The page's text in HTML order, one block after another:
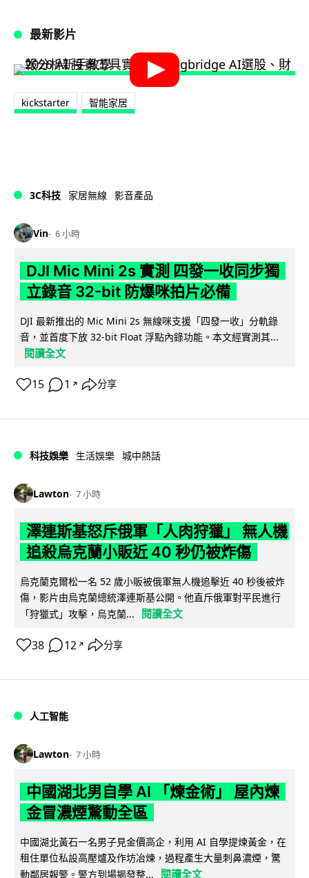
最新影片
kickstarter 智能家居
3C科技 家居無線 影音產品
Vin 6 小時
DJI Mic Mini 2s 實測 四發一收同步獨
立錄音 32-bit 防爆咪拍片必備
DJI 最新推出的 Mic Mini 2s 無線咪支援「四發一收」分軌錄
音，並首度下放 32-bit Float 浮點內錄功能。本文經實測其...
閱讀全文
15 1 ↗ 分享
科技娛樂 生活娛樂 城中熱話
Lawton 7 小時
澤連斯基怒斥俄軍「人肉狩獵」 無人機
追殺烏克蘭小販近 40 秒仍被炸傷
烏克蘭克爾松一名 52 歲小販被俄軍無人機追擊近 40 秒後被炸
傷，影片由烏克蘭總統澤連斯基公開。他直斥俄軍對平民進行
「狩獵式」攻擊，烏克蘭...
閱讀全文
38 12 ↗ 分享
人工智能
Lawton 7 小時
中國湖北男自學 AI 「煉金術」 屋內煉
金冒濃煙驚動全區
中國湖北黃石一名男子見金價高企，利用 AI 自學提煉黃金，在
租住單位私設高壓爐及作坊冶煉，過程產生大量刺鼻濃煙，驚
動鄰居報警。警方到場揭發整...
閱讀全文